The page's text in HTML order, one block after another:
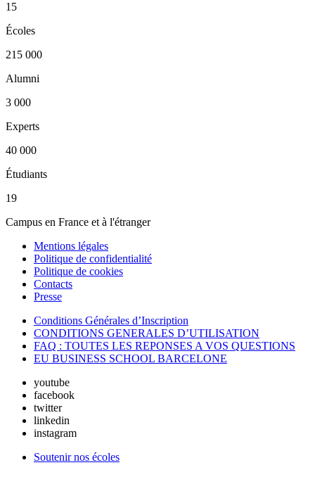
15
Écoles
215 000
Alumni
3 000
Experts
40 000
Étudiants
19
Campus en France et à l'étranger
Mentions légales
Politique de confidentialité
Politique de cookies
Contacts
Presse
Conditions Générales d’Inscription
CONDITIONS GENERALES D’UTILISATION
FAQ : TOUTES LES REPONSES A VOS QUESTIONS
EU BUSINESS SCHOOL BARCELONE
youtube
facebook
twitter
linkedin
instagram
Soutenir nos écoles